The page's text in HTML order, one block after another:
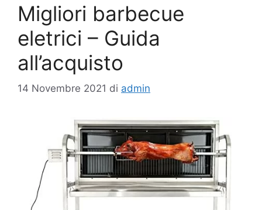
Migliori barbecue
eletrici – Guida
all’acquisto
14 Novembre 2021 di admin